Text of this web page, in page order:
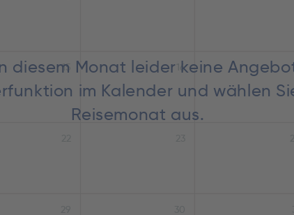
diesem Monat leider keine
im Kalender und wählen
Reisemonat aus.
15 16